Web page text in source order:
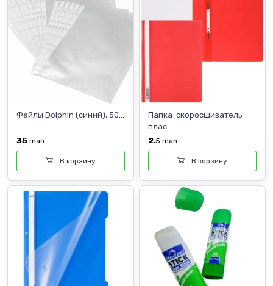
Файлы Dolphin (синий), 50...
35 man
В корзину
Папка-скоросшиватель
плас...
2.5 man
В корзину